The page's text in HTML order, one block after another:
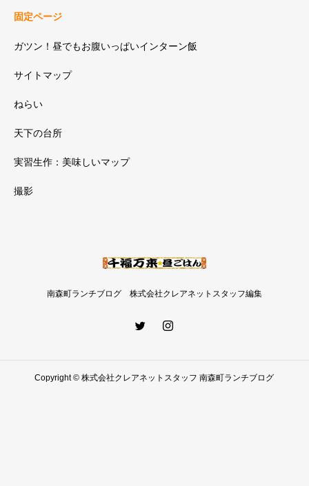
固定ページ
ガツン！昼でもお腹いっぱいインターン飯
サイトマップ
ねらい
天下の台所
実習生作：美味しいマップ
撮影
南森町ランチブログ 株式会社クレアネットスタッフ編集
Copyright © 株式会社クレアネットスタッフ 南森町ランチブログ